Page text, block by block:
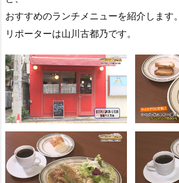
おすすめのランチメニューを紹介します。
リポーターは山川古都乃です。